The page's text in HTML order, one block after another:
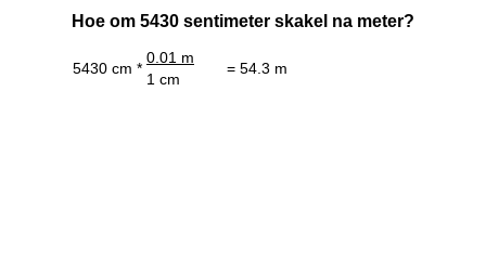
Hoe om 5430 sentimeter skakel na meter?
5430 cm *
0.01 m
= 54.3 m
1 cm